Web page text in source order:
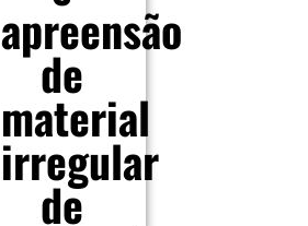
apreensão
de
material
irregular
de